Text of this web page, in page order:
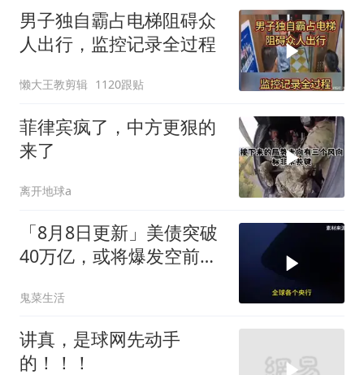
男子独自霸占电梯阻碍众
人出行，监控记录全过程
懒大王教剪辑 1120跟贴
菲律宾疯了，中方更狠的
来了
离开地球a
「8月8日更新」美债突破
40万亿，或将爆发空前金
鬼菜生活
讲真，是球网先动手
的！！！